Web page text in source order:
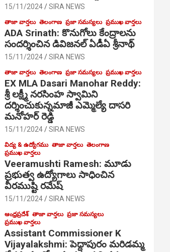
15/11/2024 SIRA NEWS
తాజా వార్తలు తెలంగాణ ప్రజా సమస్యలు ప్రముఖ వార్తలు
ADA Srinath: కొనుగోలు కేంద్రాల‌ను
సంద‌ర్శించిన డివిజనల్ ఏడీఏ శ్రీనాథ్
15/11/2024 SIRA NEWS
తాజా వార్తలు తెలంగాణ ప్రజా సమస్యలు ప్రముఖ వార్తలు
EX MLA Dasari Manohar Reddy:
శ్రీ లక్ష్మీ నరసింహ స్వామిని
దర్శించుకున్నమాజీ ఎమ్మెల్యే దాసరి
మనోహర్ రెడ్డి
15/11/2024 SIRA NEWS
విద్య & ఉద్యోగము తాజా వార్తలు తెలంగాణ
ప్రముఖ వార్తలు
Veeramushti Ramesh: మూడు
ప్రభుత్వ ఉద్యోగాలు సాధించిన
వీరముష్టి రమేష్
15/11/2024 SIRA NEWS
ఆంధ్రప్రదేశ్ తాజా వార్తలు ప్రజా సమస్యలు
ప్రముఖ వార్తలు
Assistant Commissioner K
Vijayalakshmi: పెద్దాపురం మరిడమ్మ